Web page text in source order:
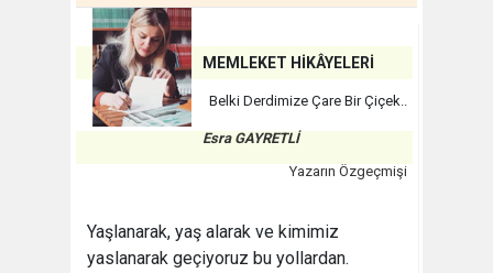
MEMLEKET HİKÂYELERİ
Belki Derdimize Çare Bir Çiçek..
Esra GAYRETLİ
Yazarın Özgeçmişi
Yaşlanarak, yaş alarak ve kimimiz
yaslanarak geçiyoruz bu yollardan.